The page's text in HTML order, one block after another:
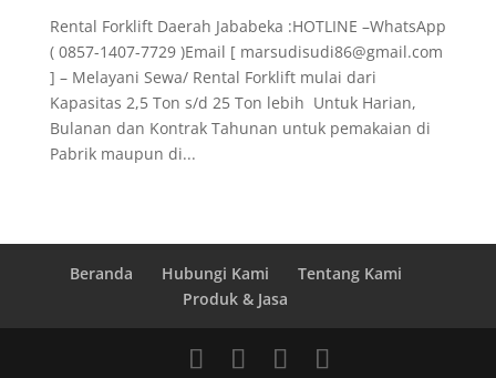
Rental Forklift Daerah Jababeka :HOTLINE –WhatsApp
( 0857-1407-7729 )Email [ marsudisudi86@gmail.com
] – Melayani Sewa/ Rental Forklift mulai dari
Kapasitas 2,5 Ton s/d 25 Ton lebih Untuk Harian,
Bulanan dan Kontrak Tahunan untuk pemakaian di
Pabrik maupun di...
Beranda Hubungi Kami
Tentang Kami
Produk & Jasa